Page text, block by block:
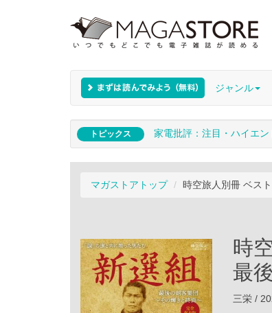
ジャンル
トピックス 家電批評：注目・ハイエ
マガストアトップ 時空旅人別冊 ベス
時
最
三栄 /